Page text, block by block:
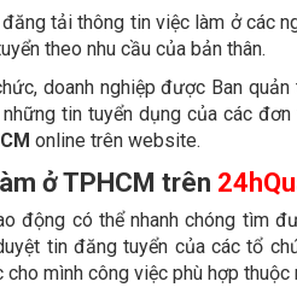
tải thông tin việc làm ở các
theo nhu cầu của bản thân.
doanh nghiệp được Ban
tin tuyển dụng của các
online trên website.
ở TPHCM trên
động có thể nhanh chóng tìm
tin đăng tuyển của các tổ
mình công việc phù hợp